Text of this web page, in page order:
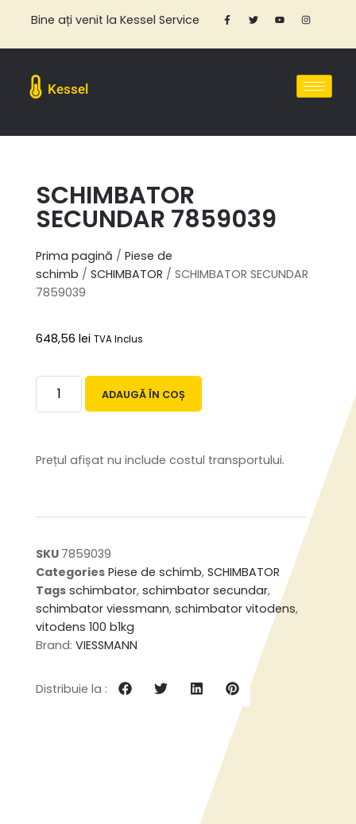
Bine ați venit la Kessel Service
Kessel
SCHIMBATOR
SECUNDAR 7859039
Prima pagină / Piese de
schimb / SCHIMBATOR / SCHIMBATOR SECUNDAR
7859039
648,56 lei TVA Inclus
ADAUGĂ ÎN COȘ
Prețul afișat nu include costul transportului.
SKU 7859039
Categories Piese de schimb, SCHIMBATOR
Tags schimbator, schimbator secundar,
schimbator viessmann, schimbator vitodens,
vitodens 100 b1kg
Brand: VIESSMANN
Distribuie la :